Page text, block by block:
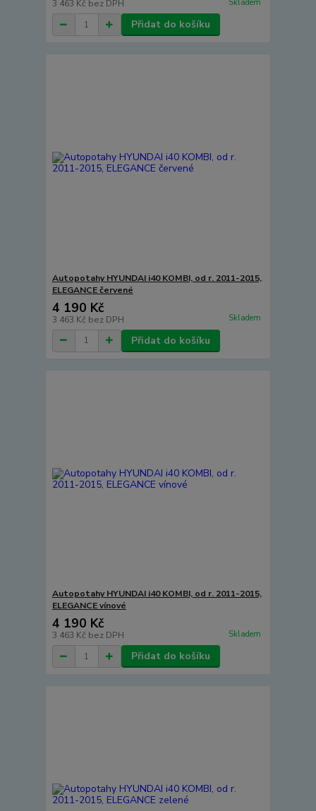
3 463 Kč bez DPH Skladem
Přidat do košíku
Autopotahy HYUNDAI i40 KOMBI, od r. 2011-2015,
ELEGANCE červené
4 190 Kč
3 463 Kč bez DPH Skladem
Přidat do košíku
Autopotahy HYUNDAI i40 KOMBI, od r. 2011-2015,
ELEGANCE vínové
4 190 Kč
3 463 Kč bez DPH Skladem
Přidat do košíku